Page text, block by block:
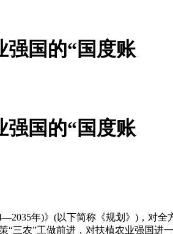
强国的“国度账
强国的“国度账
年)》(以下简称《规划》)，对全
三农”工做前进，对扶植农业强国